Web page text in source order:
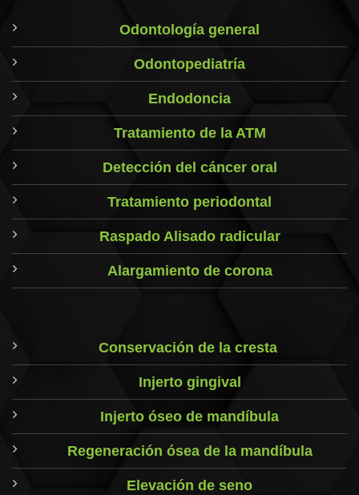
Odontología general
Odontopediatría
Endodoncia
Tratamiento de la ATM
Detección del cáncer oral
Tratamiento periodontal
Raspado Alisado radicular
Alargamiento de corona
Conservación de la cresta
Injerto gingival
Injerto óseo de mandíbula
Regeneración ósea de la mandíbula
Elevación de seno